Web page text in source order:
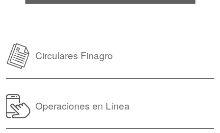
Circulares Finagro
Operaciones en Línea